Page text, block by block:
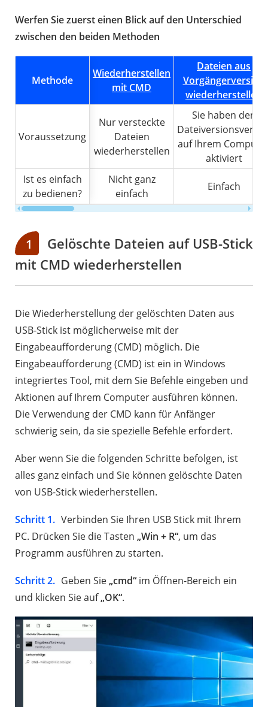
Werfen Sie zuerst einen Blick auf den Unterschied
zwischen den beiden Methoden
Wiederherstellen
mit CMD
Dateien aus
Vorgängerversion
wiederherstellen
Nur versteckte
Dateien
wiederherstellen
Sie haben den
auf Ihrem
aktiviert
Nicht ganz
einfach
Einfach
Methode
Voraussetzung
Ist es einfach
zu bedienen?
1
Gelöschte Dateien auf USB-Stick
mit CMD wiederherstellen
Die Wiederherstellung der gelöschten Daten aus
USB-Stick ist möglicherweise mit der
Eingabeaufforderung (CMD) möglich. Die
Eingabeaufforderung (CMD) ist ein in Windows
integriertes Tool, mit dem Sie Befehle eingeben und
Aktionen auf Ihrem Computer ausführen können.
Die Verwendung der CMD kann für Anfänger
schwierig sein, da sie spezielle Befehle erfordert.
Aber wenn Sie die folgenden Schritte befolgen, ist
alles ganz einfach und Sie können gelöschte Daten
von USB-Stick wiederherstellen.
Schritt 1. Verbinden Sie Ihren USB Stick mit Ihrem
PC. Drücken Sie die Tasten „Win + R“, um das
Programm ausführen zu starten.
Schritt 2. Geben Sie„cmd“ im Öffnen-Bereich ein
und klicken Sie auf„OK“.